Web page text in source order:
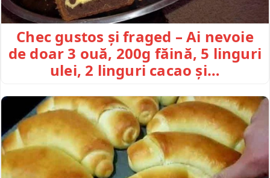
Chec gustos și fraged – Ai nevoie
de doar 3 ouă, 200g făină, 5 linguri
ulei, 2 linguri cacao și…